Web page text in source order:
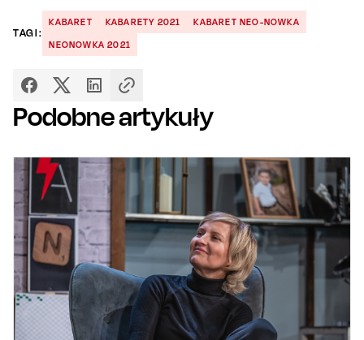
TAGI:
KABARET KABARETY 2021
KABARET NEO-NOWKA
NEONOWKA 2021
Podobne artykuły